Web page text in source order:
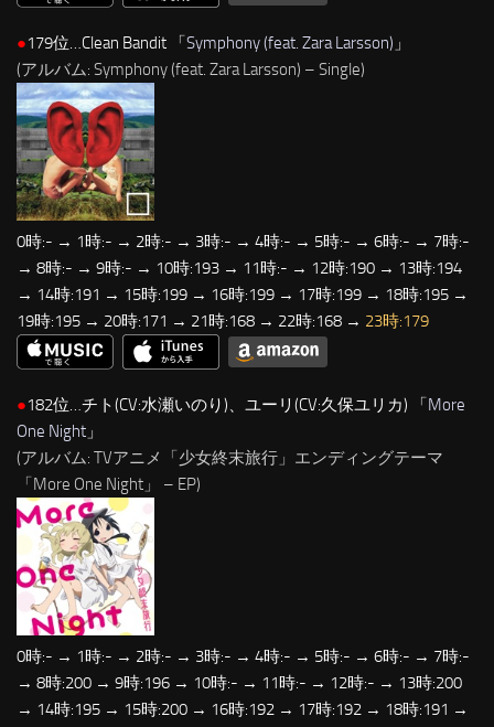
●179位…Clean Bandit 「Symphony (feat. Zara Larsson) 」
(アルバム: Symphony (feat. Zara Larsson) – Single)
0時:- → 1時:- → 2時:- → 3時:- → 4時:- → 5時:- → 6時:- → 7時:-
→ 8時:- → 9時:- → 10時:193 → 11時:- → 12時:190 → 13時:194
→ 14時:191 → 15時:199 → 16時:199 → 17時:199 → 18時:195 →
19時:195 → 20時:171 → 21時:168 → 22時:168 → 23時:179
●182位…チト(CV:水瀬いのり)、ユーリ(CV:久保ユリカ) 「 More
One Night 」
(アルバム: TVアニメ「少女終末旅行」エンディングテーマ
「More One Night」 – EP)
0時:- → 1時:- → 2時:- → 3時:- → 4時:- → 5時:- → 6時:- → 7時:-
→ 8時:200 → 9時:196 → 10時:- → 11時:- → 12時:- → 13時:200
→ 14時:195 → 15時:200 → 16時:192 → 17時:192 → 18時:191 →